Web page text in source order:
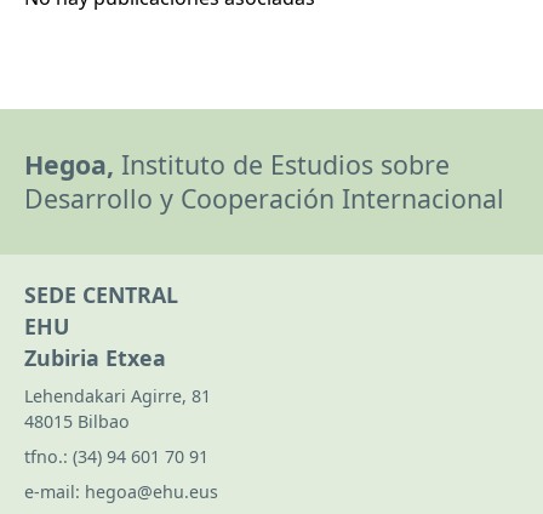
Hegoa, Instituto de Estudios sobre
Desarrollo y Cooperación Internacional
SEDE CENTRAL
EHU
Zubiria Etxea
Lehendakari Agirre, 81
48015 Bilbao
tfno.: (34) 94 601 70 91
e-mail: hegoa@ehu.eus